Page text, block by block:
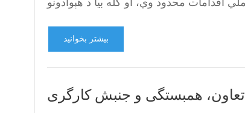
بیشتر بخوانید
تعاون، همبستگی و جنبش کارگری